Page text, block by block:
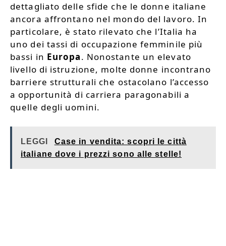
dettagliato delle sfide che le donne italiane
ancora affrontano nel mondo del lavoro. In
particolare, è stato rilevato che l’Italia ha
uno dei tassi di occupazione femminile più
bassi in Europa. Nonostante un elevato
livello di istruzione, molte donne incontrano
barriere strutturali che ostacolano l’accesso
a opportunità di carriera paragonabili a
quelle degli uomini.
LEGGI
Case in vendita: scopri le città
italiane dove i prezzi sono alle stelle!